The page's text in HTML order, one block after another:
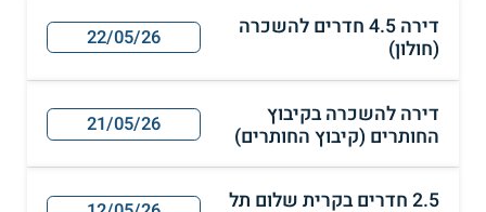
דירה 4.5 חדרים להשכרה
(חולון)
22/05/26
דירה להשכרה בקיבוץ
החותרים (קיבוץ החותרים)
21/05/26
2.5 חדרים בקרית שלום תל